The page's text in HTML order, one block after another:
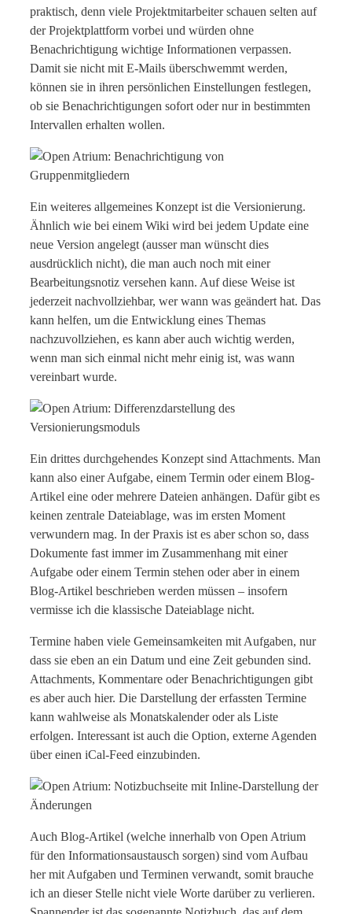
praktisch, denn viele Projektmitarbeiter schauen selten auf
der Projektplattform vorbei und würden ohne
Benachrichtigung wichtige Informationen verpassen.
Damit sie nicht mit E-Mails überschwemmt werden,
können sie in ihren persönlichen Einstellungen festlegen,
ob sie Benachrichtigungen sofort oder nur in bestimmten
Intervallen erhalten wollen.
Ein weiteres allgemeines Konzept ist die Versionierung.
Ähnlich wie bei einem Wiki wird bei jedem Update eine
neue Version angelegt (ausser man wünscht dies
ausdrücklich nicht), die man auch noch mit einer
Bearbeitungsnotiz versehen kann. Auf diese Weise ist
jederzeit nachvollziehbar, wer wann was geändert hat. Das
kann helfen, um die Entwicklung eines Themas
nachzuvollziehen, es kann aber auch wichtig werden,
wenn man sich einmal nicht mehr einig ist, was wann
vereinbart wurde.
Ein drittes durchgehendes Konzept sind Attachments. Man
kann also einer Aufgabe, einem Termin oder einem Blog-
Artikel eine oder mehrere Dateien anhängen. Dafür gibt es
keinen zentrale Dateiablage, was im ersten Moment
verwundern mag. In der Praxis ist es aber schon so, dass
Dokumente fast immer im Zusammenhang mit einer
Aufgabe oder einem Termin stehen oder aber in einem
Blog-Artikel beschrieben werden müssen – insofern
vermisse ich die klassische Dateiablage nicht.
Termine haben viele Gemeinsamkeiten mit Aufgaben, nur
dass sie eben an ein Datum und eine Zeit gebunden sind.
Attachments, Kommentare oder Benachrichtigungen gibt
es aber auch hier. Die Darstellung der erfassten Termine
kann wahlweise als Monatskalender oder als Liste
erfolgen. Interessant ist auch die Option, externe Agenden
über einen iCal-Feed einzubinden.
Auch Blog-Artikel (welche innerhalb von Open Atrium
für den Informationsaustausch sorgen) sind vom Aufbau
her mit Aufgaben und Terminen verwandt, somit brauche
ich an dieser Stelle nicht viele Worte darüber zu verlieren.